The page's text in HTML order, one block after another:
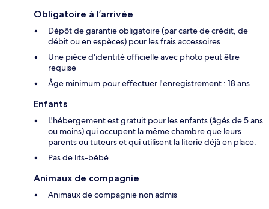
Obligatoire à l’arrivée
Dépôt de garantie obligatoire (par carte de crédit, de
débit ou en espèces) pour les frais accessoires
Une pièce d'identité officielle avec photo peut être
requise
Âge minimum pour effectuer l'enregistrement : 18 ans
Enfants
L'hébergement est gratuit pour les enfants (âgés de 5 ans
ou moins) qui occupent la même chambre que leurs
parents ou tuteurs et qui utilisent la literie déjà en place.
Pas de lits-bébé
Animaux de compagnie
Animaux de compagnie non admis